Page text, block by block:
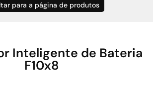
para a página de produtos
Inteligente de Bateria
F10x8